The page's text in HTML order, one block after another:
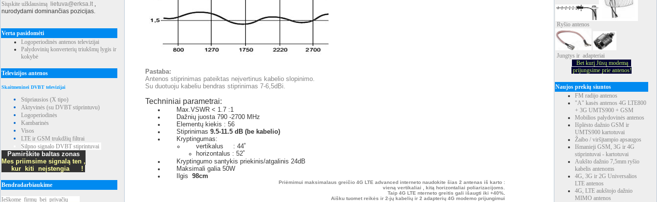
Siųskite užklausimą lietuva@erksa.lt ,
nurodydami dominančias pozicijas.
Verta pasidomėti
Logoperiodinės antenos televizijai
Palydovinių konverterių triukšmų lygis ir
kokybė
Televizijos antenos
Skaitmeninei DVBT televizijai
Stipriausios (X tipo)
Aktyvinės (su DVBT stiprintuvu)
Logoperiodinės
Kambarinės
Visos
LTE ir GSM trukdžių filtrai
Silpno signalo DVBT stiprintuvai
Pamirškite baltas zonas
Mes priimsime signalą ten ,
kur kiti neįstengia !
Bendradarbiaukime
Ieškome firmų bei privačių
Pastaba:
Antenos stiprinimas pateiktas neįvertinus kabelio slopinimo.
Su duotuoju kabeliu bendras stiprinimas 7-6,5dBi.
Techniniai parametrai:
Max.VSWR < 1.7 :1
Dažnių juosta 790 -2700 MHz
Elementų kiekis : 56
Stiprinimas 9.5-11.5 dB (be kabelio)
Kryptingumas:
vertikalus : 44˚
horizontalus : 52˚
Kryptingumo santykis priekinis/atgalinis 24dB
Maksimali galia 50W
Ilgis 98cm
Priėmimui maksimalaus greičio 4G LTE advanced interneto naudokite šias 2 antenas iš karto :
vieną vertikaliai , kitą horizontaliai poliarizacijoms.
Taip 4G LTE nterneto greitis gali išaugti iki +40%
Aišku tuomet reikės ir 2-jų kabelių ir 2 adapterių 4G modemo prijungimui
Ryšio antenos
Jungtys ir adapteriai
Bet kurį Jūsų modemą
prijungsime prie antenos!
Naujos prekių siuntos
FM radijo antenos
"A" kasės antenos 4G LTE800
+ 3G UMTS900 + GSM
Mobilios palydovinės antenos
Išplėsto dažnio GSM ir
UMTS900 kartotuvai
Žaibo / viršįtampio apsaugos
Išmanieji GSM, 3G ir 4G
stiprintuvai - kartotuvai
Aukšto dažnio 7,5mm ryšio
kabelis antenoms
4G, 3G ir 2G Universalios
LTE antenos
4G, LTE aukštojo dažnio
MIMO antenos